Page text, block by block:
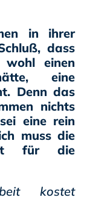
in ihrer
dass
einen
eine
Denn das
nichts
eine rein
muss die
für die
kostet